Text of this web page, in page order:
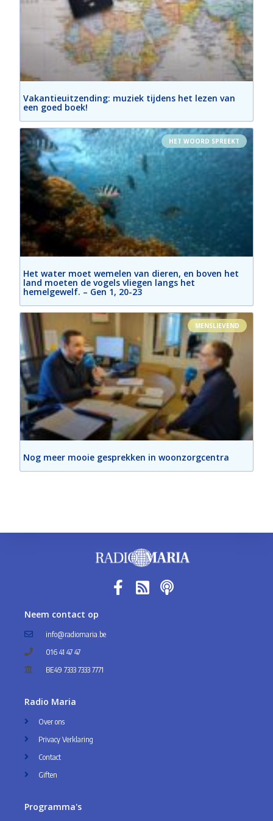
De vreugden van Sint-Jozef - Aflevering
Mar 28, 2019 • 33:03
Pater Jan Meeuws begeleidt ons opnieuw een in reeks catecheses die te maken hebben met de grote heilige die we vieren in de maand maart en dat is natuurlijk Sint-Jozef! We staan samen met hem stil bij de zeven Vreugden van Sint-Jozef!
De vreugden van Sint-Jozef - Aflevering
6Mar 28, 2019 • 31:51
Pater Jan Meeuws begeleidt ons opnieuw een in reeks catecheses die te maken hebben met de grote heilige die we vieren in de maand maart en dat is natuurlijk Sint-Jozef! We staan samen met hem stil bij de zeven Vreugden van Sint-Jozef!
Vakantieuitzending: muziek tijdens het lezen van
een goed boek!
HET WOORD SPREEKT
Het water moet wemelen van dieren, en boven het
land moeten de vogels vliegen langs het
hemelgewelf. – Gen 1, 20-23
MENSLIEVEND
Nog meer mooie gesprekken in woonzorgcentra
Neem contact op
info@radiomaria.be
016 41 47 47
BE49 7333 7333 7771
Radio Maria
Over ons
Privacy Verklaring
Contact
Giften
Programma's